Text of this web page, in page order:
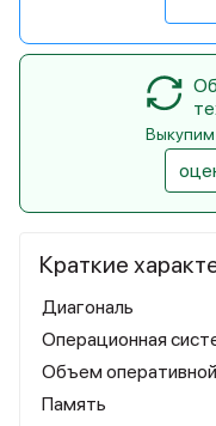
Краткие
Диагональ
Операционная
Объем
Память
Выкупим